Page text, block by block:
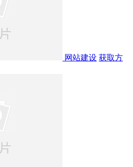
网站建设 获取方